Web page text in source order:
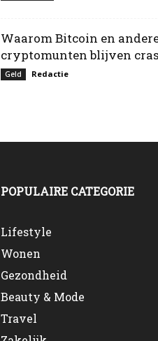
Waarom Bitcoin en
cryptomunten blijven
Geld Redactie
POPULAIRE CATEGORIE
Lifestyle
Wonen
Gezondheid
Beauty & Mode
Travel